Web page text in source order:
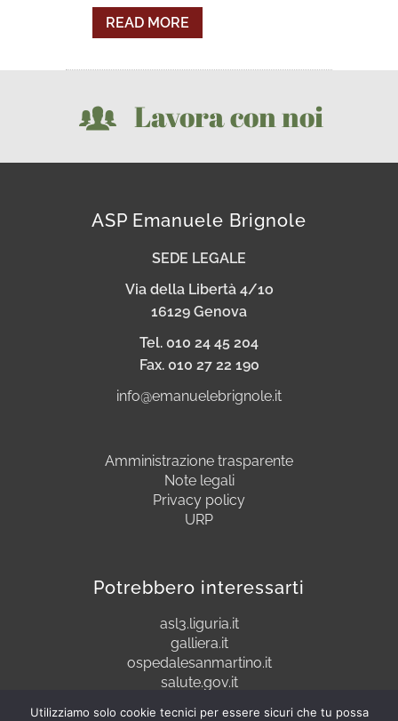
READ MORE
Lavora con noi
ASP Emanuele Brignole
SEDE LEGALE
Via della Libertà 4/1o
16129 Genova
Tel. 010 24 45 204
Fax. 010 27 22 190
info@emanuelebrignole.it
Amministrazione trasparente
Note legali
Privacy policy
URP
Potrebbero interessarti
asl3.liguria.it
galliera.it
ospedalesanmartino.it
salute.gov.it
Utilizziamo solo cookie tecnici per essere sicuri che tu possa